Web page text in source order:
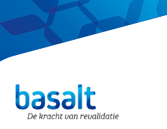
Direct naar de contentDirect naar de navigatie